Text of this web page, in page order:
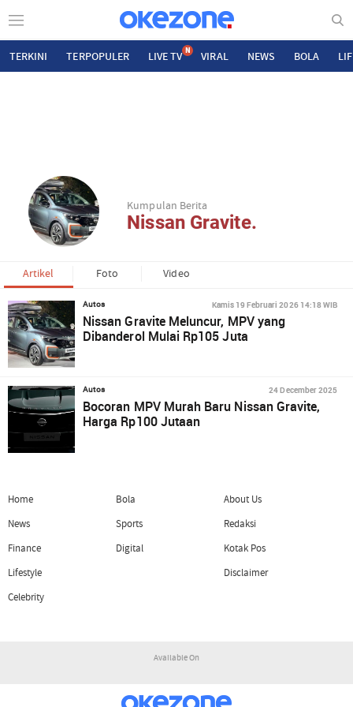
TERKINI TERPOPULER LIVE TV N VIRAL NEWS BOLA
Kumpulan Berita
Nissan Gravite.
Artikel Foto Video
Autos Kamis 19 Februari 2026 14:18 WIB
Nissan Gravite Meluncur, MPV yang
Dibanderol Mulai Rp105 Juta
Autos 24 December 2025
Bocoran MPV Murah Baru Nissan Gravite,
Harga Rp100 Jutaan
Home
News
Finance
Lifestyle
Celebrity
Bola
Sports
Digital
About Us
Redaksi
Kotak Pos
Disclaimer
Available On